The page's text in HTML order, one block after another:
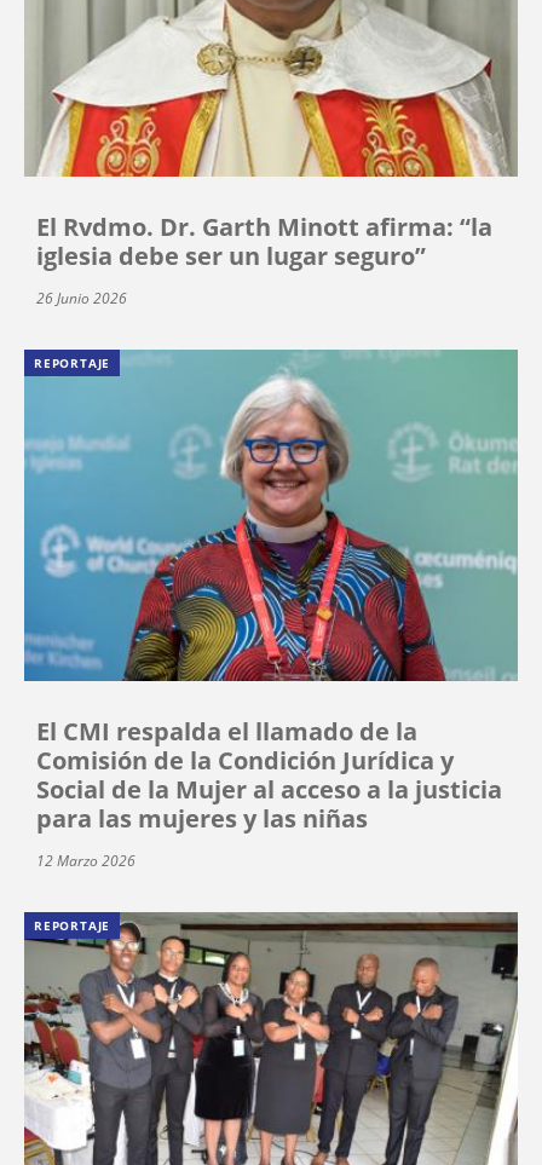
El Rvdmo. Dr. Garth Minott afirma: “la
iglesia debe ser un lugar seguro”
26 Junio 2026
REPORTAJE
El CMI respalda el llamado de la
Comisión de la Condición Jurídica y
Social de la Mujer al acceso a la justicia
para las mujeres y las niñas
12 Marzo 2026
REPORTAJE